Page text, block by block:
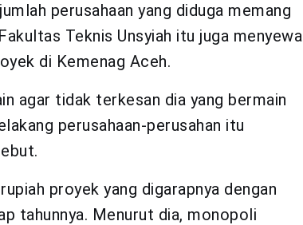
perusahaan yang diduga memang
Teknis Unsyiah itu juga menyewa
di Kemenag Aceh.
agar tidak terkesan dia yang bermain
perusahaan-perusahan itu
proyek yang digarapnya dengan
tahunnya. Menurut dia, monopoli